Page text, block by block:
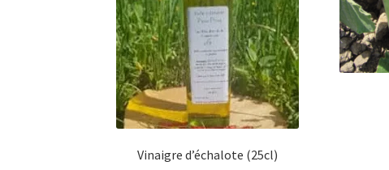
Vinaigre d’échalote (25cl)